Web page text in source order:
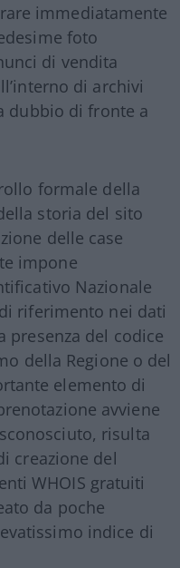
immediatamente
foto
di vendita
di archivi
dubbio di fronte a
formale della
storia del sito
delle case
impone
Nazionale
riferimento nei dati
presenza del codice
della Regione o del
elemento di
avviene
risulta
creazione del
WHOIS gratuiti
da poche
indice di